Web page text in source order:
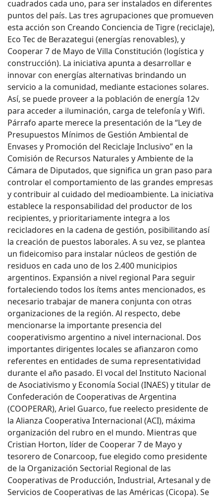
cuadrados cada uno, para ser instalados en diferentes
puntos del país. Las tres agrupaciones que promueven
esta acción son Creando Conciencia de Tigre (reciclaje),
Eco Tec de Berazategui (energías renovables), y
Cooperar 7 de Mayo de Villa Constitución (logística y
construcción). La iniciativa apunta a desarrollar e
innovar con energías alternativas brindando un
servicio a la comunidad, mediante estaciones solares.
Así, se puede proveer a la población de energía 12v
para acceder a iluminación, carga de telefonía y Wifi.
Párrafo aparte merece la presentación de la “Ley de
Presupuestos Mínimos de Gestión Ambiental de
Envases y Promoción del Reciclaje Inclusivo” en la
Comisión de Recursos Naturales y Ambiente de la
Cámara de Diputados, que significa un gran paso para
controlar el comportamiento de las grandes empresas
y contribuir al cuidado del medioambiente. La iniciativa
establece la responsabilidad del productor de los
recipientes, y prioritariamente integra a los
recicladores en la cadena de gestión, posibilitando así
la creación de puestos laborales. A su vez, se plantea
un fideicomiso para instalar núcleos de gestión de
residuos en cada uno de los 2.400 municipios
argentinos. Expansión a nivel regional Para seguir
fortaleciendo todos los ítems antes mencionados, es
necesario trabajar de manera conjunta con otras
organizaciones de la región. Al respecto, debe
mencionarse la importante presencia del
cooperativismo argentino a nivel internacional. Dos
importantes dirigentes locales se afianzaron como
referentes en entidades de suma representatividad
durante el año pasado. El vocal del Instituto Nacional
de Asociativismo y Economía Social (INAES) y titular de
Confederación de Cooperativas de Argentina
(COOPERAR), Ariel Guarco, fue reelecto presidente de
la Alianza Cooperativa Internacional (ACI), máxima
organización del rubro en el mundo. Mientras que
Cristian Horton, líder de Cooperar 7 de Mayo y
tesorero de Conarcoop, fue elegido como presidente
de la Organización Sectorial Regional de las
Cooperativas de Producción, Industrial, Artesanal y de
Servicios de Cooperativas de las Américas (Cicopa). Se